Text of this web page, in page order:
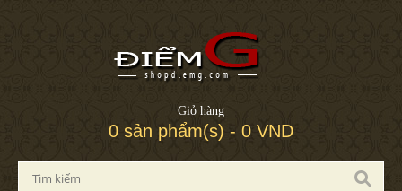
Giỏ hàng
0 sản phẩm(s) - 0 VND